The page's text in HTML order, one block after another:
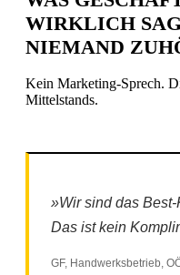
WIRKLICH
NIEMAND
Kein Marketing-Sprech.
Mittelstands.
»Wir sind das
Das ist kein
GF, Handwerksbetrieb,